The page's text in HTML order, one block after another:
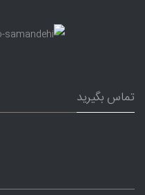
تماس بگیرید